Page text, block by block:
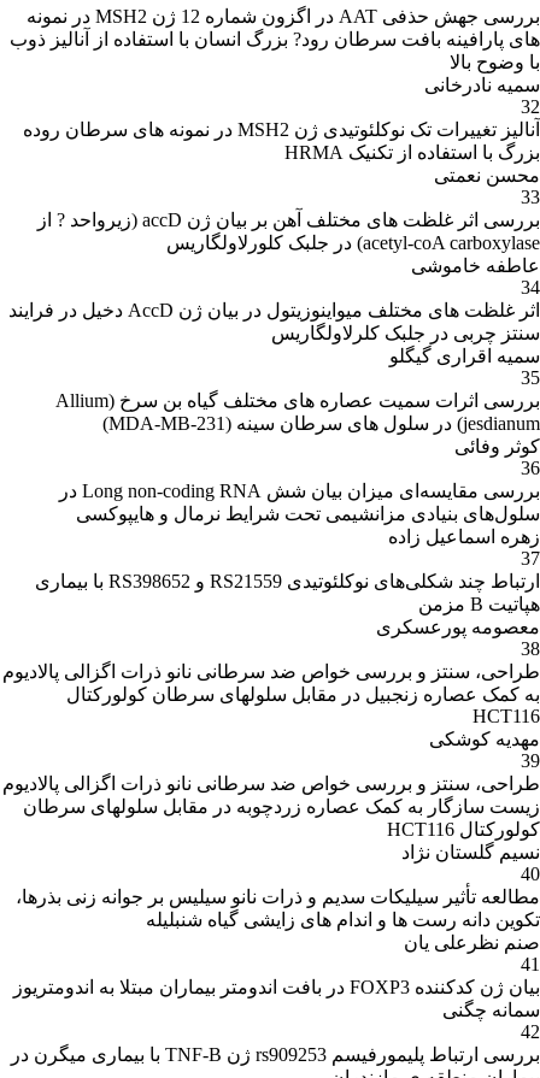
بررسی جهش حذفی AAT در اگزون شماره 12 ژن MSH2 در نمونه
های پارافینه بافت سرطان رود? بزرگ انسان با استفاده از آنالیز ذوب
با وضوح بالا
سمیه نادرخانی
32
آنالیز تغییرات تک نوکلئوتیدی ژن MSH2 در نمونه های سرطان روده
بزرگ با استفاده از تکنیک HRMA
محسن نعمتی
33
بررسی اثر غلظت های مختلف آهن بر بیان ژن accD (زیرواحد ? از
acetyl-coA carboxylase) در جلبک کلورلاولگاریس
عاطفه خاموشی
34
اثر غلظت های مختلف میواینوزیتول در بیان ژن AccD دخیل در فرایند
سنتز چربی در جلبک کلرلاولگاریس
سمیه اقراری گیگلو
35
بررسی اثرات سمیت عصاره های مختلف گیاه بن سرخ (Allium
jesdianum) در سلول های سرطان سینه (MDA-MB-231)
کوثر وفائی
36
بررسی مقایسه‌ای میزان بیان شش Long non-coding RNA در
سلول‌های بنیادی مزانشیمی تحت شرایط نرمال و هایپوکسی
زهره اسماعیل زاده
37
ارتباط چند شکلی‌های نوکلئوتیدی RS21559 و RS398652 با بیماری
هپاتیت B مزمن
معصومه پورعسکری
38
طراحی، سنتز و بررسی خواص ضد سرطانی نانو ذرات اگزالی پالادیوم
به کمک عصاره زنجبیل در مقابل سلولهای سرطان کولورکتال
HCT116
مهدیه کوشکی
39
طراحی، سنتز و بررسی خواص ضد سرطانی نانو ذرات اگزالی پالادیوم
زیست سازگار به کمک عصاره زردچوبه در مقابل سلولهای سرطان
کولورکتال HCT116
نسیم گلستان نژاد
40
مطالعه تأثیر سیلیکات سدیم و ذرات نانو سیلیس بر جوانه زنی بذرها،
تکوین دانه رست ها و اندام های زایشی گیاه شنبلیله
صنم نظرعلی یان
41
بیان ژن کدکننده FOXP3 در بافت اندومتر بیماران مبتلا به اندومتریوز
سمانه چگنی
42
بررسی ارتباط پلیمورفیسم rs909253 ژن TNF-B با بیماری میگرن در